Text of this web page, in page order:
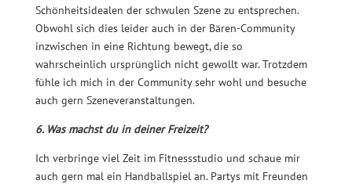
Schönheitsidealen der schwulen Szene zu entsprechen.
Obwohl sich dies leider auch in der Bären-Community
inzwischen in eine Richtung bewegt, die so
wahrscheinlich ursprünglich nicht gewollt war. Trotzdem
fühle ich mich in der Community sehr wohl und besuche
auch gern Szeneveranstaltungen.
6. Was machst du in deiner Freizeit?
Ich verbringe viel Zeit im Fitnessstudio und schaue mir
auch gern mal ein Handballspiel an. Partys mit Freunden